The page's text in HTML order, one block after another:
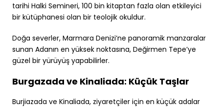
tarihi Halki Semineri, 100 bin kitaptan fazla olan etkileyici
bir kütüphanesi olan bir teolojik okuldur.
Doğa severler, Marmara Denizi’ne panoramik manzaralar
sunan Adanın en yüksek noktasına, Değirmen Tepe’ye
güzel bir yürüyüş yapabilirler.
Burgazada ve Kinaliada: Küçük Taşlar
Burjiazada ve Kinaliada, ziyaretçiler için en küçük adalar